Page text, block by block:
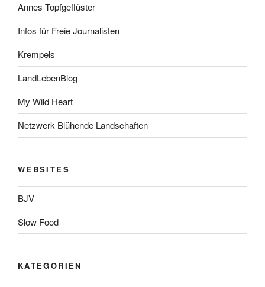
Annes Topfgeflüster
Infos für Freie Journalisten
Krempels
LandLebenBlog
My Wild Heart
Netzwerk Blühende Landschaften
WEBSITES
BJV
Slow Food
KATEGORIEN